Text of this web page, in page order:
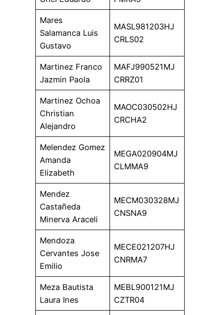
Mares
Salamanca Luis
Gustavo
MASL981203HJ
CRLS02
Martinez Franco
Jazmin Paola
MAFJ990521MJ
CRRZ01
Martinez Ochoa
Christian
Alejandro
MAOC030502HJ
CRCHA2
Melendez Gomez
Amanda
Elizabeth
MEGA020904MJ
CLMMA9
Mendez
Castañeda
Minerva Araceli
MECM030328MJ
CNSNA9
Mendoza
Cervantes Jose
Emilio
MECE021207HJ
CNRMA7
Meza Bautista
Laura Ines
MEBL900121MJ
CZTR04